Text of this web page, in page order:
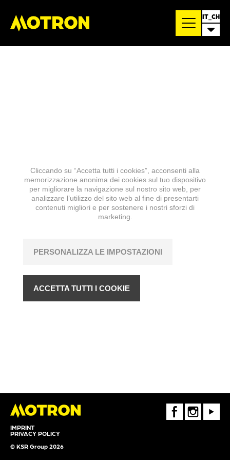
IT_CH
IMPRINT
PRIVACY POLICY
© KSR Group 2026
FaceBookInstagramYoutube
Cliccando su “Accetta tutti i cookies”, acconsenti alla
memorizzazione anonima dei cookies sul tuo dispositivo
per migliorare la navigazione sul nostro sito web, per
analizzare l’utilizzo del sito web al fine di presentarti
contenuti migliori e per sostenere i nostri sforzi di
marketing.
PERSONALIZZA LE IMPOSTAZIONI
ACCETTA TUTTI I COOKIE